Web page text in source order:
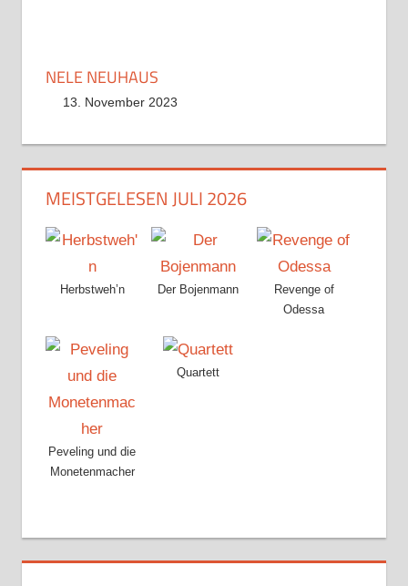
NELE NEUHAUS
13. November 2023
MEISTGELESEN JULI 2026
Herbstweh’n Der Bojenmann
Revenge of
Odessa
Peveling und die
Monetenmacher
Quartett